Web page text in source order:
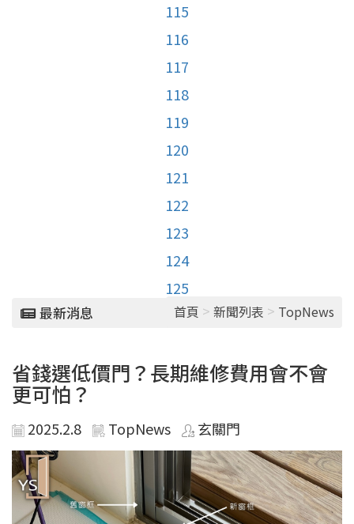
115
116
117
118
119
120
121
122
123
124
125
最新消息 首頁 > 新聞列表 > TopNews
省錢選低價門？長期維修費用會不會
更可怕？
2025.2.8 TopNews 玄關門